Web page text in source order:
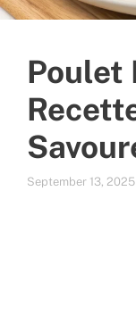
Poulet
September 13, 2025